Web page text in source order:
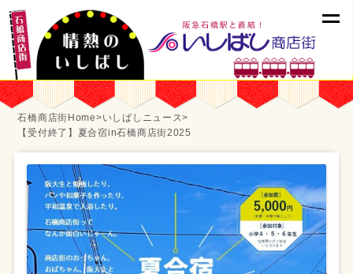
石橋商店街Home>いしばしニュース>
【受付終了】夏合宿in石橋商店街2025